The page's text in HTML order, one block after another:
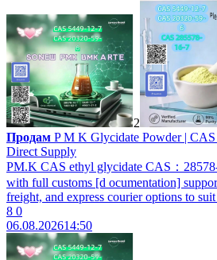
2
Продам P M K Glycidate Powder |
Direct Supply
PM.K CAS ethyl glycidate CAS：
with full customs [d ocumentation]
freight, and express courier options to
8 0
06.08.202614:50